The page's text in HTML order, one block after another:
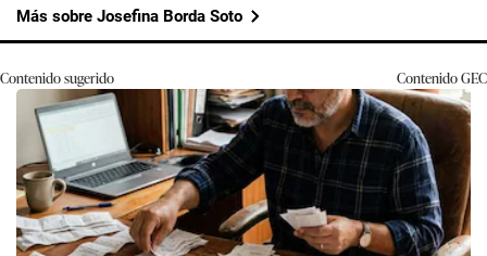
Más sobre Josefina Borda Soto
Contenido sugerido ContenidoGEC